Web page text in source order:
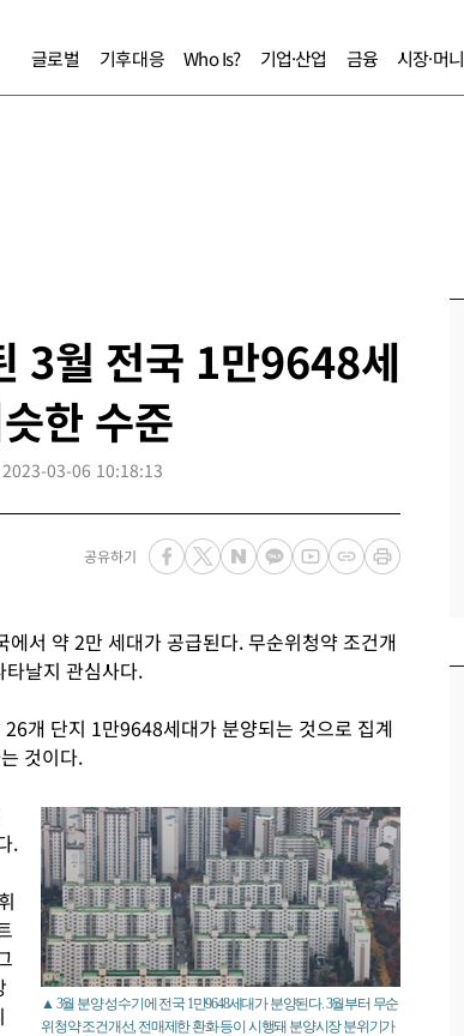
글로벌 기후대응 Who Is? 기업·산업 금융 시장·머니
3월 전국 1만9648세
한 수준
2023-03-06 10:18:13
공유하기
서 약 2만 세대가 공급된다. 무순위청약 조건개
날지 관심사다.
개 단지 1만9648세대가 분양되는 것으로 집계
것이다.
▲ 3월 분양 성수기에 전국 1만9648세대가 분양된다. 3월부터 무순
위청약 조건개선, 전매제한 환화 등이 시행돼 분양시장 분위기가
.